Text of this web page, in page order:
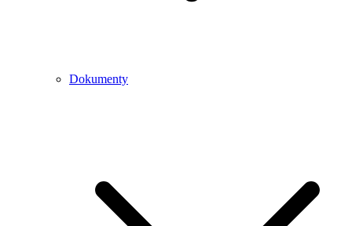
Dokumenty